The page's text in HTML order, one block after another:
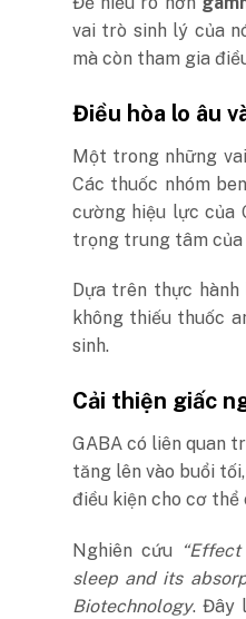
vai trò sinh lý của
mà còn tham gia
Điều hòa lo âu
Một trong những
Các thuốc nhóm
cường hiệu lực của
trọng trung tâm của
Dựa trên thực
không thiếu thuốc
sinh.
Cải thiện giấc
GABA có liên quan
tăng lên vào buổi
điều kiện cho cơ
Nghiên cứu
sleep and its
Biotechnology. Đây